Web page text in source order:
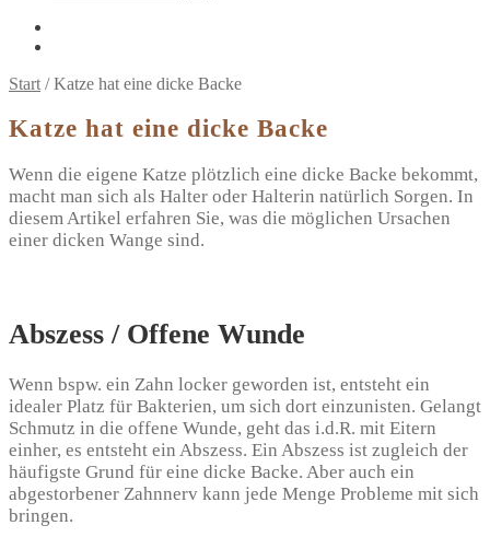
Start /Katze hat eine dicke Backe
Katze hat eine dicke Backe
Wenn die eigene Katze plötzlich eine dicke Backe bekommt,
macht man sich als Halter oder Halterin natürlich Sorgen. In
diesem Artikel erfahren Sie, was die möglichen Ursachen
einer dicken Wange sind.
Abszess / Offene Wunde
Wenn bspw. ein Zahn locker geworden ist, entsteht ein
idealer Platz für Bakterien, um sich dort einzunisten. Gelangt
Schmutz in die offene Wunde, geht das i.d.R. mit Eitern
einher, es entsteht ein Abszess. Ein Abszess ist zugleich der
häufigste Grund für eine dicke Backe. Aber auch ein
abgestorbener Zahnnerv kann jede Menge Probleme mit sich
bringen.